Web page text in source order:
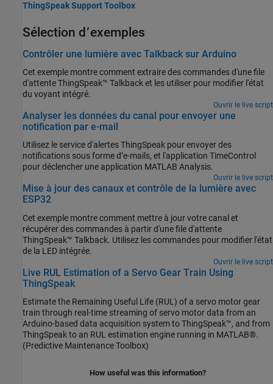
ThingSpeak Support Toolbox
Sélection d՚exemples
Contrôler une lumière avec Talkback sur Arduino
Cet exemple montre comment extraire des commandes d'une file
d'attente ThingSpeak™ Talkback et les utiliser pour modifier l'état
du voyant intégré.
Ouvrir le live script
Analyser les données du canal pour envoyer une
notification par e-mail
Utilisez le service d'alertes ThingSpeak pour envoyer des
notifications sous forme d’e-mails, et l'application TimeControl
pour déclencher une application MATLAB Analysis.
Ouvrir le live script
Mise à jour des canaux et contrôle de la lumière avec
ESP32
Cet exemple montre comment mettre à jour votre canal et
récupérer des commandes à partir d'une file d'attente
ThingSpeak™ Talkback. Utilisez les commandes pour modifier l'état
de la LED intégrée.
Ouvrir le live script
Live RUL Estimation of a Servo Gear Train Using
ThingSpeak
Estimate the Remaining Useful Life (RUL) of a servo motor gear
train through real-time streaming of servo motor data from an
Arduino-based data acquisition system to ThingSpeak™, and from
ThingSpeak to an RUL estimation engine running in MATLAB®.
(Predictive Maintenance Toolbox)
How useful was this information?